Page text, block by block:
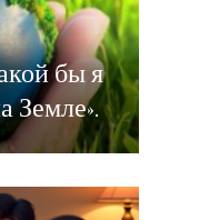
бы я
Земле».